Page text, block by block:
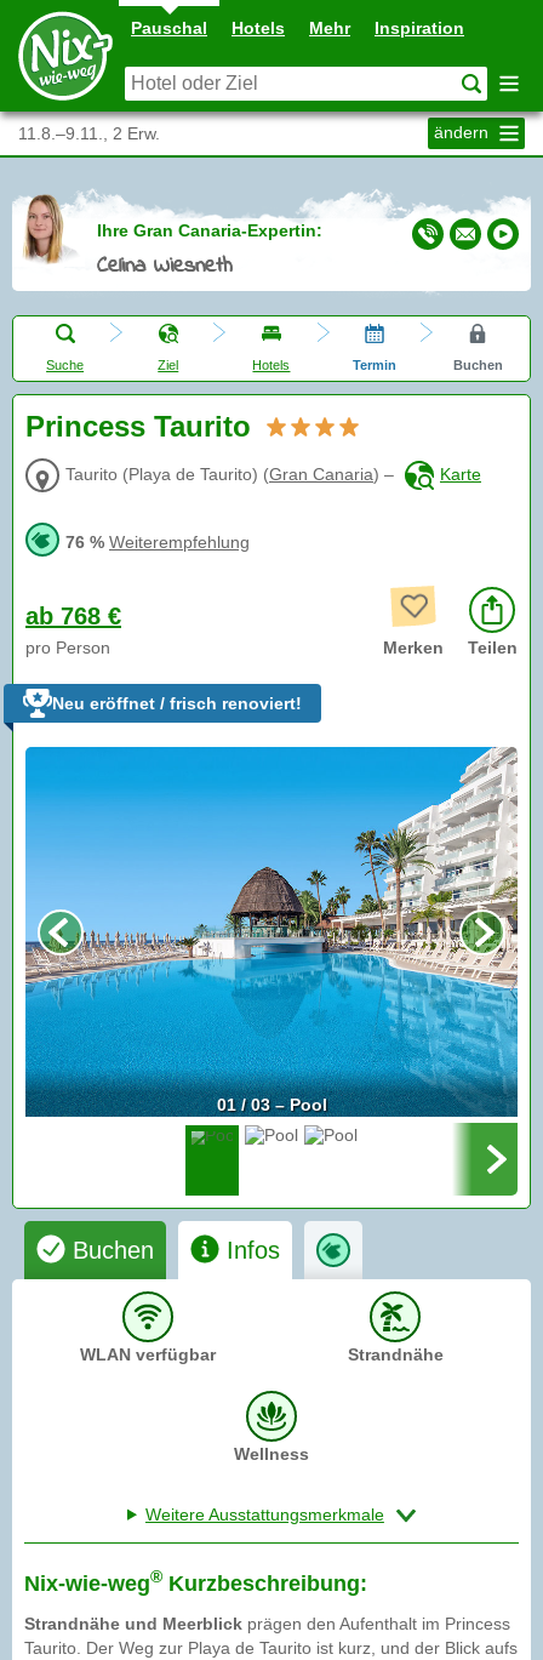
Pauschal Hotels Mehr Inspiration
11.8.–9.11., 2 Erw. ändern
Ihre Gran Canaria-Expertin:
Celina Wiesneth
Suche Ziel Hotels Termin Buchen
Princess Taurito
Taurito (Playa de Taurito) (Gran Canaria) – Karte
76 % Weiterempfehlung
ab 768 €
pro Person Merken Teilen
Neu eröffnet / frisch renoviert!
01 / 03 – Pool
Buchen Infos
WLAN verfügbar Strandnähe
Wellness
Weitere Ausstattungsmerkmale
Nix-wie-weg® Kurzbeschreibung:
Strandnähe und Meerblick prägen den Aufenthalt im Princess
Taurito. Der Weg zur Playa de Taurito ist kurz, und der Blick aufs